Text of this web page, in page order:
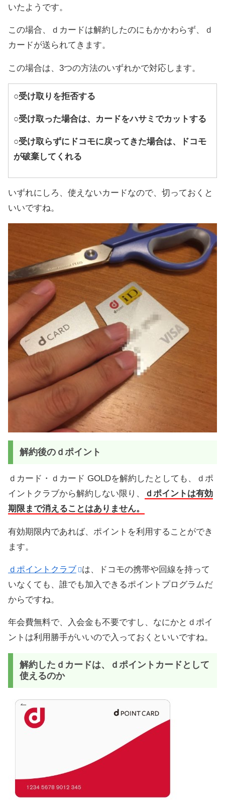
いたようです。
この場合、ｄカードは解約したのにもかかわらず、ｄ
カードが送られてきます。
この場合は、3つの方法のいずれかで対応します。
○受け取りを拒否する
○受け取った場合は、カードをハサミでカットする
○受け取らずにドコモに戻ってきた場合は、ドコモ
が破棄してくれる
いずれにしろ、使えないカードなので、切っておくと
いいですね。
解約後のｄポイント
ｄカード・ｄカード GOLDを解約したとしても、ｄポ
イントクラブから解約しない限り、
ｄポイントは有効
期限まで消えることはありません。
有効期限内であれば、ポイントを利用することができ
ます。
ｄポイントクラブ
は、ドコモの携帯や回線を持って
いなくても、誰でも加入できるポイントプログラムだ
からですね。
年会費無料で、入会金も不要ですし、なにかとｄポイ
ントは利用勝手がいいので入っておくといいですね。
解約したｄカードは、ｄポイントカードとして
使えるのか